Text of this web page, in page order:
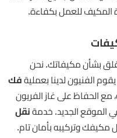
للعمل بكفاءة.
بشأن مكيفاتك. نحن
الفنيون لدينا بعمليةفك
مع الحفاظ على غاز الفريون
الموقع الجديد. خدمةنقل
وتركيبه بأمان تام.